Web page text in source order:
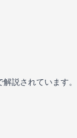
説されています。